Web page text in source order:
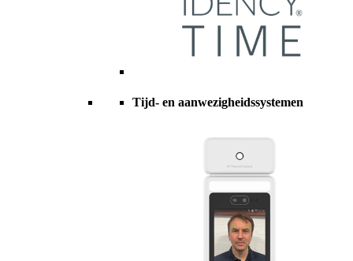
Tijd- en aanwezigheidssystemen